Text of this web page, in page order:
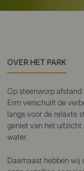
OVER HET PARK
Op steenworp
Erm verschuilt de
langs voor de relaxte
geniet van het uitzicht
water.
Daarnaast hebben wij